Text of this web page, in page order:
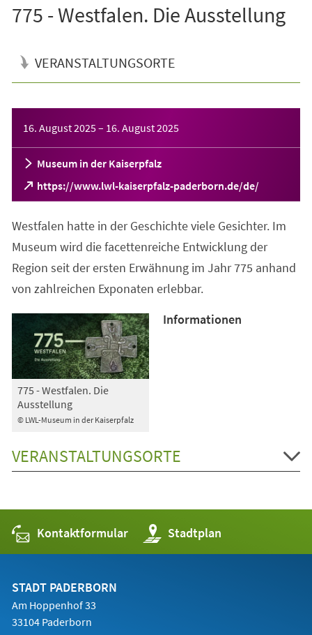
775 - Westfalen. Die Ausstellung
VERANSTALTUNGSORTE
16. August 2025– 16. August 2025
Museum in der Kaiserpfalz
https://www.lwl-kaiserpfalz-paderborn.de/de/
(Öffnet
in
neuen
Westfalen hatte in der Geschichte viele Gesichter. Im
Museum wird die facettenreiche Entwicklung der
Region seit der ersten Erwähnung im Jahr 775 anhand
von zahlreichen Exponaten erlebbar.
© LWL-Museum in der Kaiserpfalz
775 - Westfalen. Die
Ausstellung
Informationen
VERANSTALTUNGSORTE
Kontaktformular Stadtplan
(Öffnet
in
einem
STADT PADERBORN
Am Hoppenhof 33
33104 Paderborn